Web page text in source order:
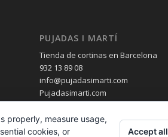
PUJADAS I MARTÍ
Tienda de cortinas en Barcelona
932 13 89 08
info@pujadasimarti.com
Pujadasimarti.com
properly, measure usage,
cookies, or
Accept all